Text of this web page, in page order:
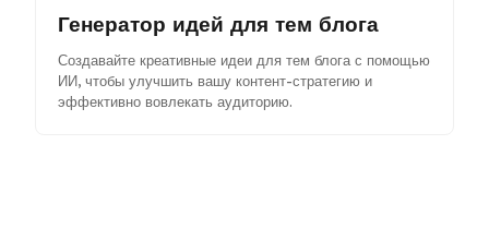
Генератор идей для тем блога
Создавайте креативные идеи для тем блога с помощью
ИИ, чтобы улучшить вашу контент-стратегию и
эффективно вовлекать аудиторию.